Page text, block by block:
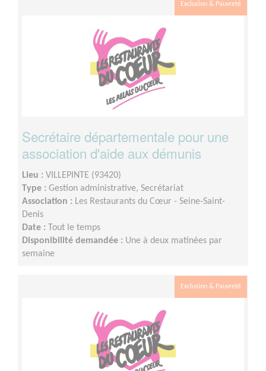
Exclusion & Pauvreté
Secrétaire départementale pour une
association d'aide aux démunis
Lieu : VILLEPINTE (93420)
Type : Gestion administrative, Secrétariat
Association : Les Restaurants du Cœur - Seine-Saint-
Denis
Date : Tout le temps
Disponibilité demandée : Une à deux matinées par
semaine
Exclusion & Pauvreté